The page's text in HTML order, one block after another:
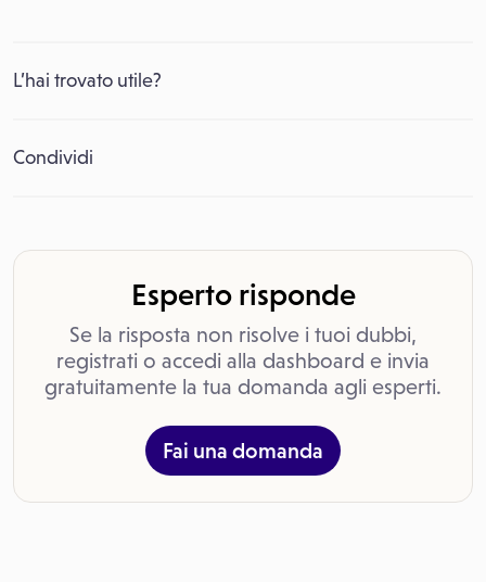
L’hai trovato utile?
Condividi
Esperto risponde
Se la risposta non risolve i tuoi dubbi,
registrati o accedi alla dashboard e invia
gratuitamente la tua domanda agli esperti.
Fai una domanda